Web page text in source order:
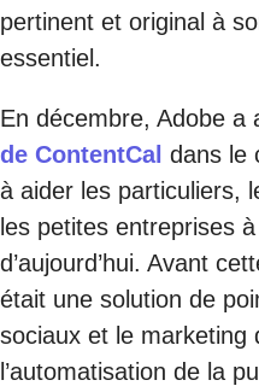
pertinent et original à
essentiel.
En décembre, Adobe a
de ContentCal dans le
à aider les particuliers,
les petites entreprises
d’aujourd’hui. Avant
était une solution de
sociaux et le marketing
l’automatisation de la